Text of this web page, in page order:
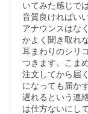
いてみた感じで
音質良ければい
アナウンスはな
かよく聞き取れ
耳まわりのシリ
つきます。こま
注文してから届
になっても届か
遅れるという連
は仕方ないにし